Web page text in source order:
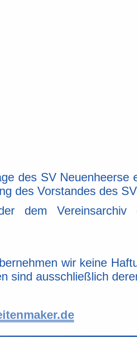
des SV
des Vorstandes des
dem
wir keine
sind ausschließlich